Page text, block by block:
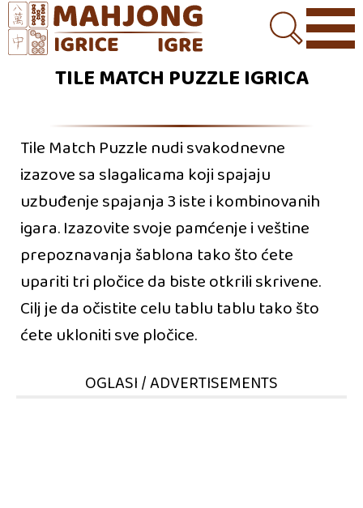
TILE MATCH PUZZLE IGRICA
Tile Match Puzzle nudi svakodnevne
izazove sa slagalicama koji spajaju
uzbuđenje spajanja 3 iste i kombinovanih
igara. Izazovite svoje pamćenje i veštine
prepoznavanja šablona tako što ćete
upariti tri pločice da biste otkrili skrivene.
Cilj je da očistite celu tablu tablu tako što
ćete ukloniti sve pločice.
OGLASI / ADVERTISEMENTS